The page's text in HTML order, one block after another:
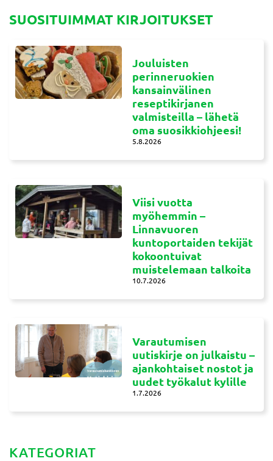
SUOSITUIMMAT KIRJOITUKSET
Jouluisten
perinneruokien
kansainvälinen
reseptikirjanen
valmisteilla – lähetä
oma suosikkiohjeesi!
5.8.2026
Viisi vuotta
myöhemmin –
Linnavuoren
kuntoportaiden tekijät
kokoontuivat
muistelemaan talkoita
10.7.2026
Varautumisen
uutiskirje on julkaistu –
ajankohtaiset nostot ja
uudet työkalut kylille
1.7.2026
KATEGORIAT